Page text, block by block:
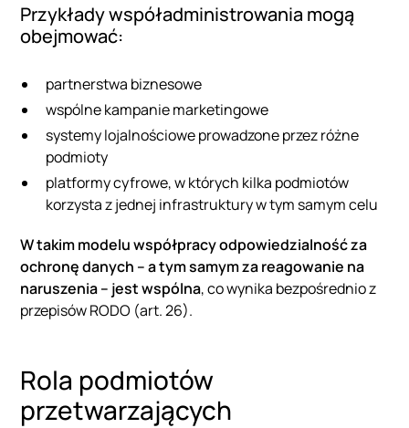
Przykłady współadministrowania mogą
obejmować:
partnerstwa biznesowe
wspólne kampanie marketingowe
systemy lojalnościowe prowadzone przez różne
podmioty
platformy cyfrowe, w których kilka podmiotów
korzysta z jednej infrastruktury w tym samym celu
W takim modelu współpracy odpowiedzialność za
ochronę danych – a tym samym za reagowanie na
naruszenia – jest wspólna, co wynika bezpośrednio z
przepisów RODO (art. 26).
Rola podmiotów
przetwarzających